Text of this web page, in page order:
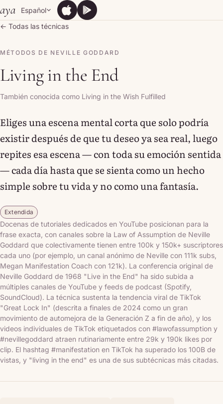
Skip to content
aya Español App Store
App StoreGoogle Play
Google Play
← Todas las técnicas
MÉTODOS DE NEVILLE GODDARD
Living in the End
También conocida como Living in the Wish Fulfilled
Eliges una escena mental corta que solo podría
existir después de que tu deseo ya sea real, luego
repites esa escena — con toda su emoción sentida
— cada día hasta que se sienta como un hecho
simple sobre tu vida y no como una fantasía.
Extendida
Docenas de tutoriales dedicados en YouTube posicionan para la
frase exacta, con canales sobre la Law of Assumption de Neville
Goddard que colectivamente tienen entre 100k y 150k+ suscriptores
cada uno (por ejemplo, un canal anónimo de Neville con 111k subs,
Megan Manifestation Coach con 121k). La conferencia original de
Neville Goddard de 1968 "Live in the End" ha sido subida a
múltiples canales de YouTube y feeds de podcast (Spotify,
SoundCloud). La técnica sustenta la tendencia viral de TikTok
"Great Lock In" (descrita a finales de 2024 como un gran
movimiento de automejora de la Generación Z a fin de año), y los
videos individuales de TikTok etiquetados con #lawofassumption y
#nevillegoddard atraen rutinariamente entre 29k y 190k likes por
clip. El hashtag #manifestation en TikTok ha superado los 100B de
vistas, y "living in the end" es una de sus subtécnicas más citadas.